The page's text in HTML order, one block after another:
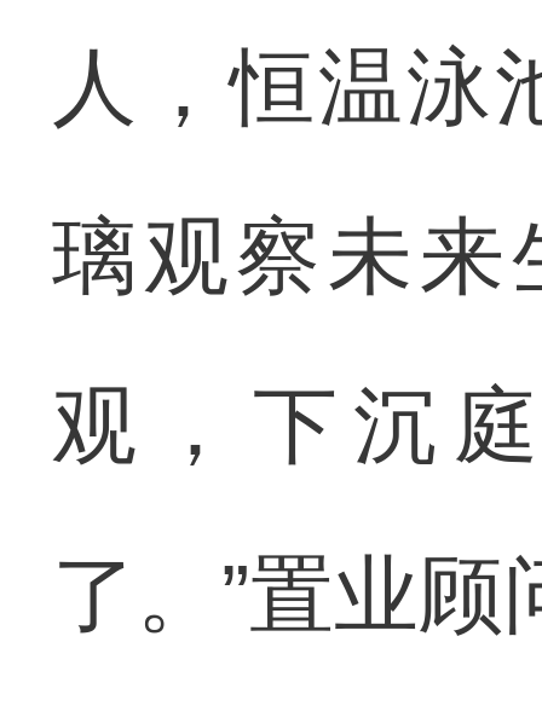
人，恒温泳
璃观察未来
观，下沉
了。”置业